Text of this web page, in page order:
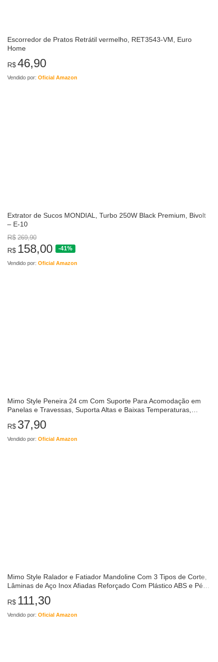
Escorredor de Pratos Retrátil vermelho, RET3543-VM, Euro
Home
R$46,90
Vendido por: Oficial Amazon
Extrator de Sucos MONDIAL, Turbo 250W Black Premium, Bivolt
– E-10
R$ 269,90
R$ 158,00 -41%
Vendido por: Oficial Amazon
Mimo Style Peneira 24 cm Com Suporte Para Acomodação em
Panelas e Travessas, Suporta Altas e Baixas Temperaturas,
Material de Inox Resistente e…
R$ 37,90
Vendido por: Oficial Amazon
Mimo Style Ralador e Fatiador Mandoline Com 3 Tipos de Corte,
Lâminas de Aço Inox Afiadas Reforçado Com Plástico ABS e Pé
de Borracha…
R$ 111,30
Vendido por: Oficial Amazon